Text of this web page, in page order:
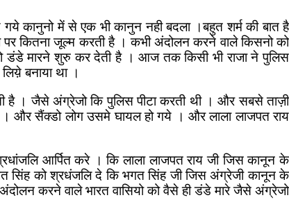
कानुनो में से एक भी कानुन नही बदला ।बहुत शर्म की बात है
कितना जूल्म करती है । कभी अंदोलन करने वाले किसनो को
डंडे मारने शुरु कर देती है । आज तक किसी भी राजा ने पुलिस
बनाया था ।
है । जैसे अंग्रेजो कि पुलिस पीटा करती थी । और सबसे ताज़ी
। और सैंक्डो लोग उसमे घायल हो गये । और लाला लाजपत राय
आर्पित करे । कि लाला लाजपत राय जी जिस कानून के
सिंह को श्रधंजलि दे कि भगत सिंह जी जिस अंग्रेजी कानून के
करने वाले भारत वासियो को वैसे ही डंडे मारे जैसे अंग्रेजो